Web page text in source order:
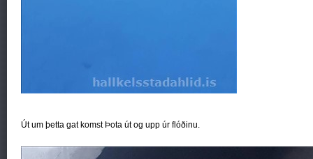
Út um þetta gat komst Þota út og upp úr flóðinu.